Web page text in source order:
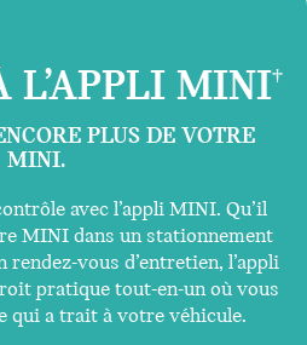
L’APPLI MINI†
PLUS DE VOTRE
MINI.
avec l’appli MINI. Qu’il
MINI dans un stationnement
vous d’entretien, l’appli
pratique tout-en-un où vous
qui a trait à votre véhicule.